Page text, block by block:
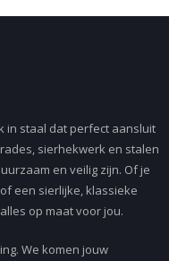
in staal dat perfect aansluit
sierhekwerk en stalen
en veilig zijn. Of je
een sierlijke, klassieke
op maat voor jou.
We komen jouw